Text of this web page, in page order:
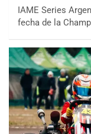
IAME Series
fecha de la